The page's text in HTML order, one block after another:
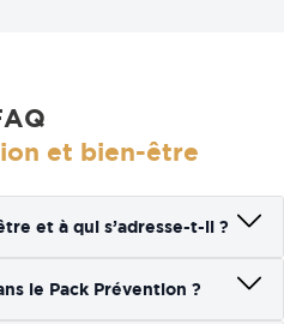
et bien-être
et à qui s’adresse-t-il ?
le Pack Prévention ?